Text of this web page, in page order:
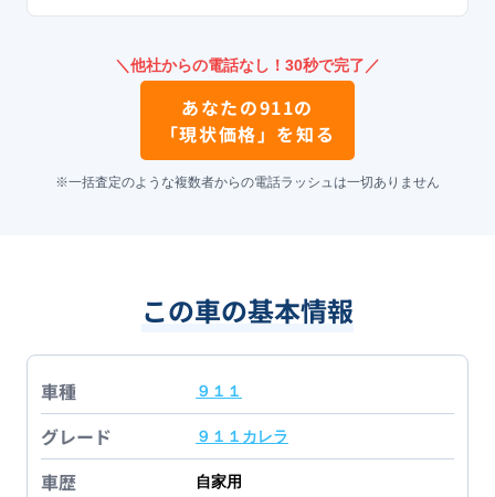
＼他社からの電話なし！30秒で完了／
あなたの911の
「現状価格」を知る
※一括査定のような複数者からの電話ラッシュは一切ありません
この車の基本情報
車種 ９１１
グレード ９１１カレラ
車歴 自家用